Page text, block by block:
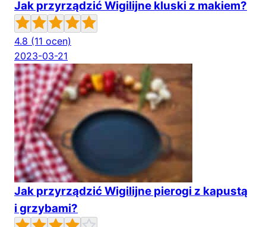
Jak przyrządzić Wigilijne kluski z makiem?
4.8 (11 ocen)
2023-03-21
Jak przyrządzić Wigilijne pierogi z kapustą
i grzybami?